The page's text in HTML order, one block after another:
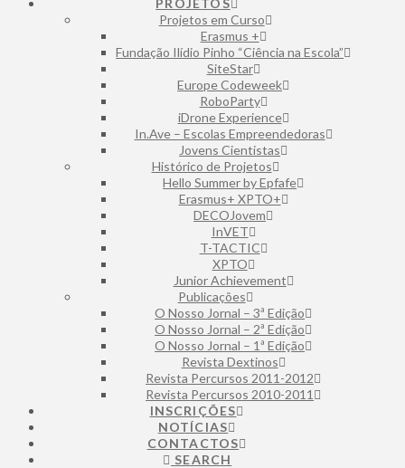
PROJETOS
Projetos em Curso
Erasmus +
Fundação Ilídio Pinho “Ciência na Escola”
SiteStar
Europe Codeweek
RoboParty
iDrone Experience
In.Ave – Escolas Empreendedoras
Jovens Cientistas
Histórico de Projetos
Hello Summer by Epfafe
Erasmus+ XPTO+
DECOJovem
InVET
T-TACTIC
XPTO
Junior Achievement
Publicações
O Nosso Jornal – 3ª Edição
O Nosso Jornal – 2ª Edição
O Nosso Jornal – 1ª Edição
Revista Dextinos
Revista Percursos 2011-2012
Revista Percursos 2010-2011
INSCRIÇÕES
NOTÍCIAS
CONTACTOS
SEARCH